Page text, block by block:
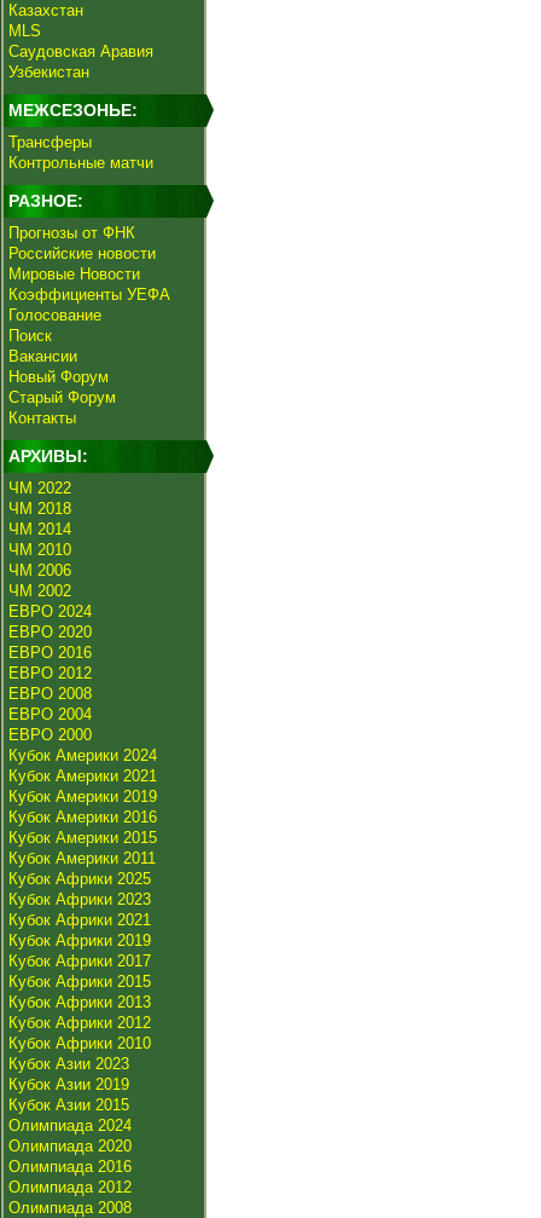
Казахстан
MLS
Саудовская Аравия
Узбекистан
МЕЖСЕЗОНЬЕ:
Трансферы
Контрольные матчи
РАЗНОЕ:
Прогнозы от ФНК
Российские новости
Мировые Новости
Коэффициенты УЕФА
Голосование
Поиск
Вакансии
Новый Форум
Старый Форум
Контакты
АРХИВЫ:
ЧМ 2022
ЧМ 2018
ЧМ 2014
ЧМ 2010
ЧМ 2006
ЧМ 2002
ЕВРО 2024
ЕВРО 2020
ЕВРО 2016
ЕВРО 2012
ЕВРО 2008
ЕВРО 2004
ЕВРО 2000
Кубок Америки 2024
Кубок Америки 2021
Кубок Америки 2019
Кубок Америки 2016
Кубок Америки 2015
Кубок Америки 2011
Кубок Африки 2025
Кубок Африки 2023
Кубок Африки 2021
Кубок Африки 2019
Кубок Африки 2017
Кубок Африки 2015
Кубок Африки 2013
Кубок Африки 2012
Кубок Африки 2010
Кубок Азии 2023
Кубок Азии 2019
Кубок Азии 2015
Олимпиада 2024
Олимпиада 2020
Олимпиада 2016
Олимпиада 2012
Олимпиада 2008